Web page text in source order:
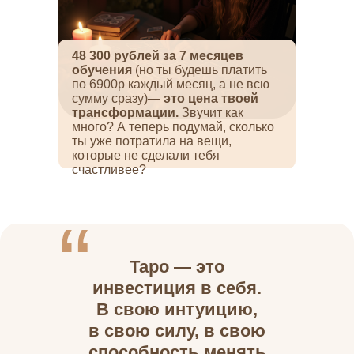
48 300 рублей за 7 месяцев
обучения (но ты будешь платить
по 6900р каждый месяц, а не всю
сумму сразу)— это цена твоей
трансформации. Звучит как
много? А теперь подумай, сколько
ты уже потратила на вещи,
которые не сделали тебя
счастливее?
“
Таро — это
инвестиция в себя.
В свою интуицию,
в свою силу, в свою